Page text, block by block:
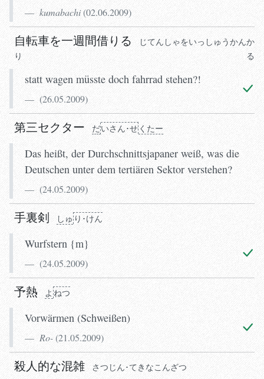
kumabachi(02.06.2009)
自転車を一週間借りる
じてんしゃをいっしゅうかんか
りる
statt wagen müsste doch fahrrad stehen?!
(26.05.2009)
第三セクター だいさん･せ くたー
Das heißt, der Durchschnittsjapaner weiß, was die
Deutschen unter dem tertiären Sektor verstehen?
(24.05.2009)
手裏剣 しゅ り･けん
Wurfstern {m}
(24.05.2009)
予熱 よねつ
Vorwärmen (Schweißen)
Ro-(21.05.2009)
殺人的な混雑 さつ じん･てきなこんざつ